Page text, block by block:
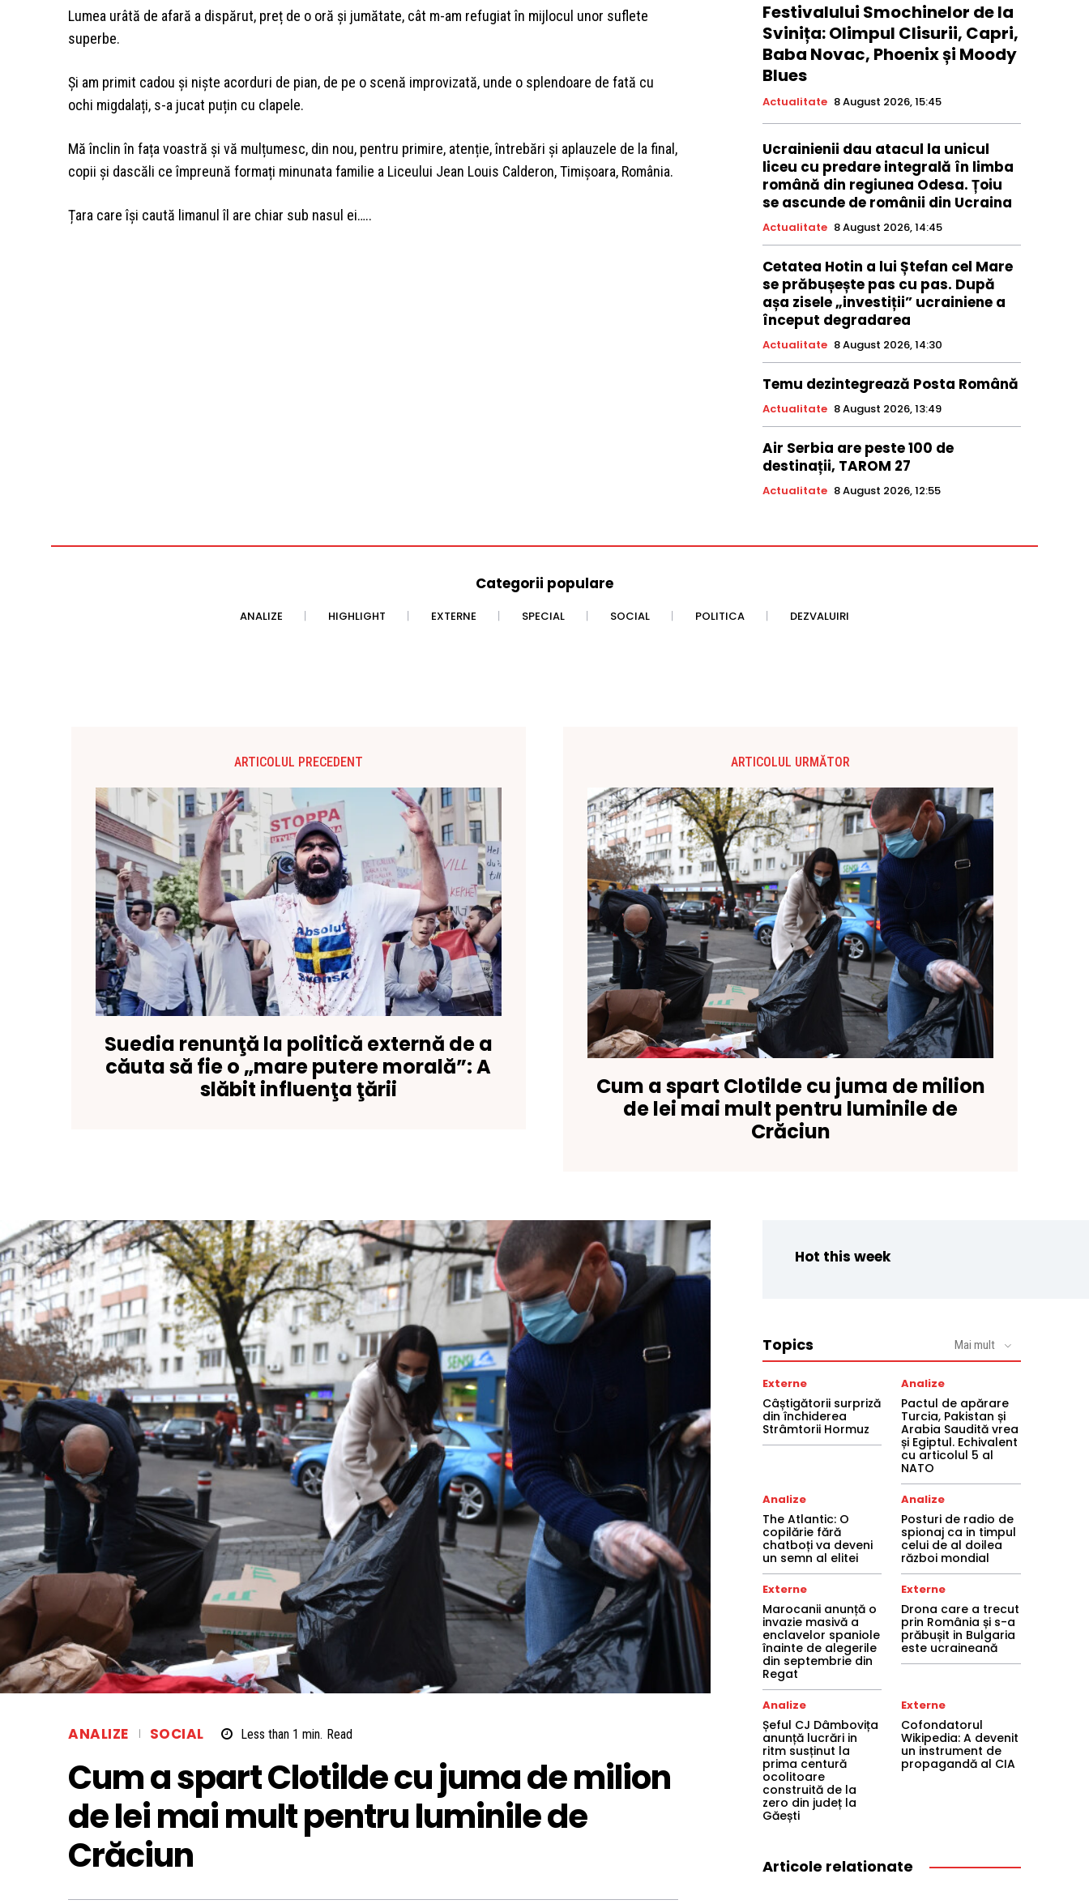
Lumea urâtă de afară a dispărut, preț de o oră și jumătate, cât m-am refugiat în mijlocul unor suflete
superbe.
Și am primit cadou și niște acorduri de pian, de pe o scenă improvizată, unde o splendoare de fată cu
ochi migdalați, s-a jucat puțin cu clapele.
Mă înclin în fața voastră și vă mulțumesc, din nou, pentru primire, atenție, întrebări și aplauzele de la final,
copii și dascăli ce împreună formați minunata familie a Liceului Jean Louis Calderon, Timișoara, România.
Țara care își caută limanul îl are chiar sub nasul ei…..
Festivalului Smochinelor de la
Svinița: Olimpul Clisurii, Capri,
Baba Novac, Phoenix și Moody
Blues
Actualitate 8 August 2026, 15:45
Ucrainienii dau atacul la unicul
liceu cu predare integrală în limba
română din regiunea Odesa. Țoiu
se ascunde de românii din Ucraina
Actualitate 8 August 2026, 14:45
Cetatea Hotin a lui Ștefan cel Mare
se prăbușește pas cu pas. După
așa zisele „investiții” ucrainiene a
început degradarea
Actualitate 8 August 2026, 14:30
Temu dezintegrează Posta Română
Actualitate 8 August 2026, 13:49
Air Serbia are peste 100 de
destinații, TAROM 27
Actualitate 8 August 2026, 12:55
Categorii populare
ANALIZE HIGHLIGHT EXTERNE SPECIAL SOCIAL POLITICA DEZVALUIRI
ARTICOLUL PRECEDENT
Suedia renunţă la politică externă de a
căuta să fie o „mare putere morală”: A
slăbit influenţa ţării
ARTICOLUL URMĂTOR
Cum a spart Clotilde cu juma de milion
de lei mai mult pentru luminile de
Crăciun